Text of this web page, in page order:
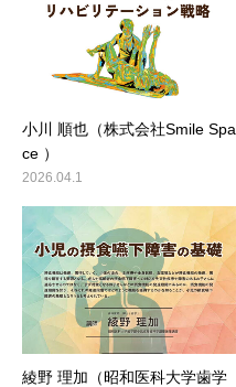
小川 順也（株式会社Smile Spa
ce ）
2026.04.1
綾野 理加（昭和医科大学歯学